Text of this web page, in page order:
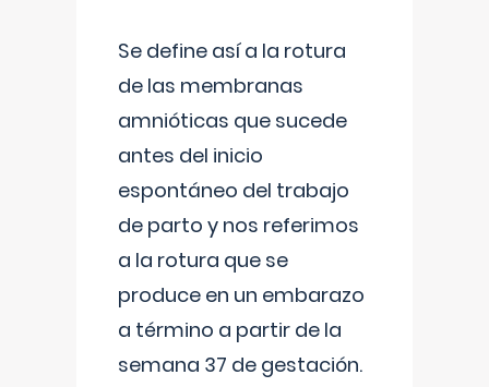
Se define así a la rotura
de las membranas
amnióticas que sucede
antes del inicio
espontáneo del trabajo
de parto y nos referimos
a la rotura que se
produce en un embarazo
a término a partir de la
semana 37 de gestación.